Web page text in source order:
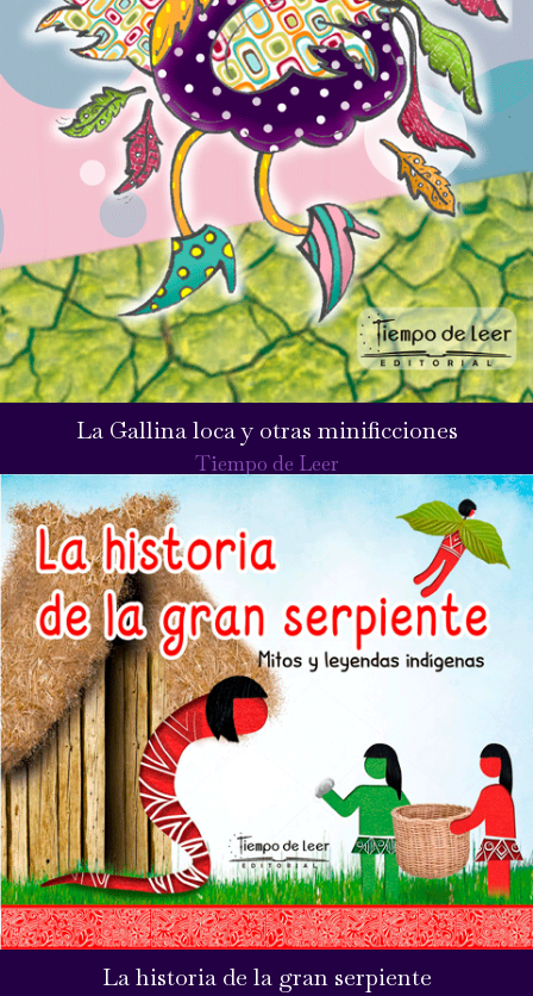
La Gallina loca y otras minificciones
Tiempo de Leer
La historia de la gran serpiente